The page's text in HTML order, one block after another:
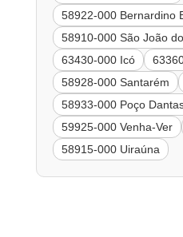
58922-000 Bernardino
58910-000 São João
63430-000 Icó
58928-000 Santarém
58933-000 Poço
59925-000 Venha-Ver
58915-000 Uiraúna